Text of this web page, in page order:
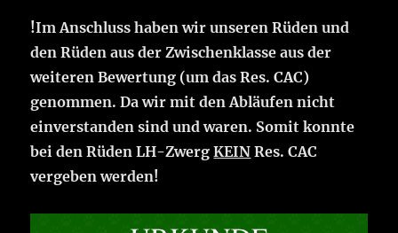
!Im Anschluss haben wir unseren Rüden und
den Rüden aus der Zwischenklasse aus der
weiteren Bewertung (um das Res. CAC)
genommen. Da wir mit den Abläufen nicht
einverstanden sind und waren. Somit konnte
bei den Rüden LH-ZwergKEIN Res. CAC
vergeben werden!